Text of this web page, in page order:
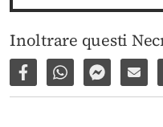
Inoltrare questi
Condividi su Facebook
Condividi suInviare per